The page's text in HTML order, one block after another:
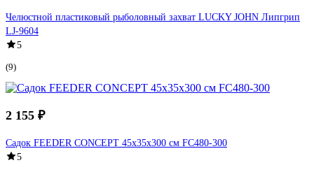
Челюстной пластиковый рыболовный захват LUCKY JOHN Липгрип
LJ-9604
5
(9)
2 155 ₽
Садок FEEDER CONCEPT 45x35x300 см FC480-300
5